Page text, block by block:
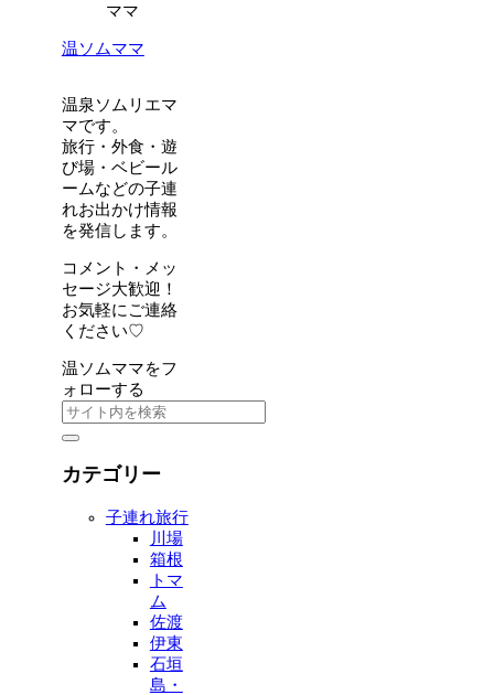
温ソムママ
温泉ソムリエマ
マです。
旅行・外食・遊
び場・ベビール
ームなどの子連
れお出かけ情報
を発信します。
コメント・メッ
セージ大歓迎！
お気軽にご連絡
ください♡
温ソムママをフ
ォローする
カテゴリー
子連れ旅行
川場
箱根
トマ
ム
佐渡
伊東
石垣
島・